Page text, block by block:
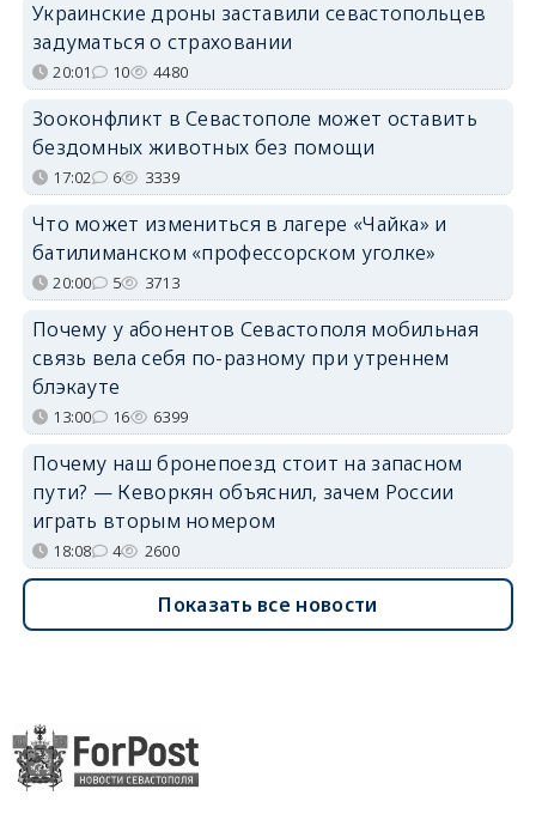
Украинские дроны заставили севастопольцев
задуматься о страховании
20:01 10 4480
Зооконфликт в Севастополе может оставить
бездомных животных без помощи
17:02 6 3339
Что может измениться в лагере «Чайка» и
батилиманском «профессорском уголке»
20:00 5 3713
Почему у абонентов Севастополя мобильная
связь вела себя по-разному при утреннем
блэкауте
13:00 16 6399
Почему наш бронепоезд стоит на запасном
пути? — Кеворкян объяснил, зачем России
играть вторым номером
18:08 4 2600
Показать все новости